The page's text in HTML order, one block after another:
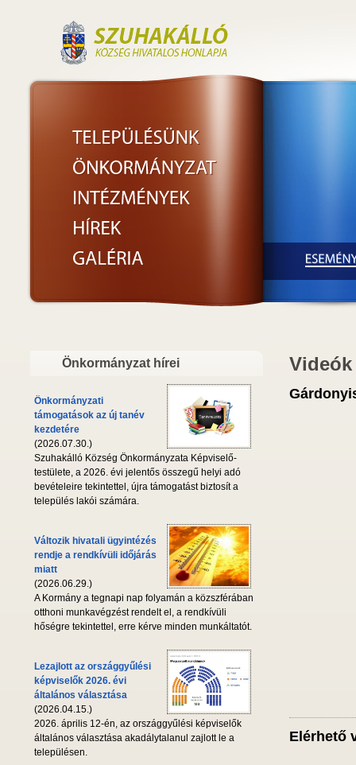
Önkormányzat hírei
Önkormányzati
támogatások az új tanév
kezdetére
(2026.07.30.)
Szuhakálló Község Önkormányzata Képviselő-
testülete, a 2026. évi jelentős összegű helyi adó
bevételeire tekintettel, újra támogatást biztosít a
település lakói számára.
Változik hivatali ügyintézés
rendje a rendkívüli időjárás
miatt
(2026.06.29.)
A Kormány a tegnapi nap folyamán a közszférában
otthoni munkavégzést rendelt el, a rendkívüli
hőségre tekintettel, erre kérve minden munkáltatót.
Lezajlott az országgyűlési
képviselők 2026. évi
általános választása
(2026.04.15.)
2026. április 12-én, az országgyűlési képviselők
általános választása akadálytalanul zajlott le a
településen.
Videók
Elérhető